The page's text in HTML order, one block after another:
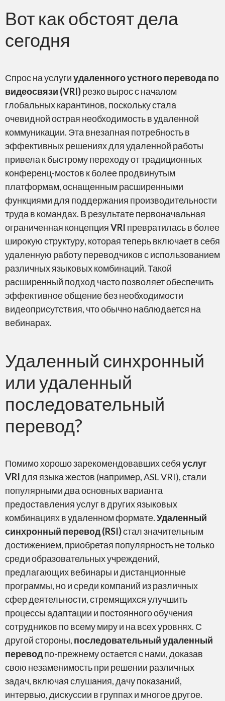
Zoom
Google Meet
Cisco Webex
GoTo Meeting
BlueJeans by Verizon
Вот как обстоят дела
сегодня
Спрос на услугиудаленного устного перевода по
видеосвязи (VRI)резко вырос с началом
глобальных карантинов, поскольку стала
очевидной острая необходимость в удаленной
коммуникации. Эта внезапная потребность в
эффективных решениях для удаленной работы
привела к быстрому переходу от традиционных
конференц-мостов к более продвинутым
платформам, оснащенным расширенными
функциями для поддержания производительности
труда в командах. В результате первоначальная
ограниченная концепцияVRI превратилась в более
широкую структуру, которая теперь включает в себя
удаленную работу переводчиков с использованием
различных языковых комбинаций. Такой
расширенный подход часто позволяет обеспечить
эффективное общение без необходимости
видеоприсутствия, что обычно наблюдается на
вебинарах.
Удаленный синхронный
или удаленный
последовательный
перевод?
Помимо хорошо зарекомендовавших себяуслуг
VRIдля языка жестов (например, ASL VRI), стали
популярными два основных варианта
предоставления услуг в других языковых
комбинациях в удаленном формате.Удаленный
синхронный перевод (RSI)стал значительным
достижением, приобретая популярность не только
среди образовательных учреждений,
предлагающих вебинары и дистанционные
программы, но и среди компаний из различных
сфер деятельности, стремящихся улучшить
процессы адаптации и постоянного обучения
сотрудников по всему миру и на всех уровнях. С
другой стороны, последовательный удаленный
переводпо-прежнему остается с нами, доказав
свою незаменимость при решении различных
задач, включая слушания, дачу показаний,
интервью, дискуссии в группах и многое другое.